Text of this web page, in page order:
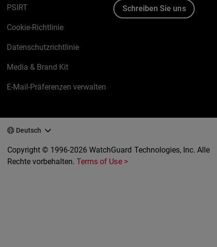
PSIRT
Cookie-Richtlinie
Datenschutzrichtlinie
Media & Brand Kit
E-Mail-Präferenzen verwalten
Schreiben Sie uns
Deutsch
Copyright © 1996-2026 WatchGuard Technologies, Inc. Alle
Rechte vorbehalten.Terms of Use >